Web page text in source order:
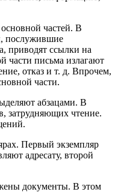
частей. В
послужившие
приводят ссылки на
части письма излагают
отказ и т. д. Впрочем,
части.
абзацами. В
затрудняющих чтение.
Первый экземпляр
адресату, второй
документы. В этом